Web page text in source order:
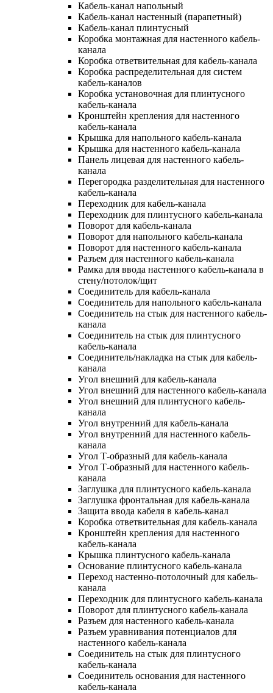
Кабель-канал напольный
Кабель-канал настенный (парапетный)
Кабель-канал плинтусный
Коробка монтажная для настенного кабель-
канала
Коробка ответвительная для кабель-канала
Коробка распределительная для систем
кабель-каналов
Коробка установочная для плинтусного
кабель-канала
Кронштейн крепления для настенного
кабель-канала
Крышка для напольного кабель-канала
Крышка для настенного кабель-канала
Панель лицевая для настенного кабель-
канала
Перегородка разделительная для настенного
кабель-канала
Переходник для кабель-канала
Переходник для плинтусного кабель-канала
Поворот для кабель-канала
Поворот для напольного кабель-канала
Поворот для настенного кабель-канала
Разъем для настенного кабель-канала
Рамка для ввода настенного кабель-канала в
стену/потолок/щит
Соединитель для кабель-канала
Соединитель для напольного кабель-канала
Соединитель на стык для настенного кабель-
канала
Соединитель на стык для плинтусного
кабель-канала
Соединитель/накладка на стык для кабель-
канала
Угол внешний для кабель-канала
Угол внешний для настенного кабель-канала
Угол внешний для плинтусного кабель-
канала
Угол внутренний для кабель-канала
Угол внутренний для настенного кабель-
канала
Угол Т-образный для кабель-канала
Угол Т-образный для настенного кабель-
канала
Заглушка для плинтусного кабель-канала
Заглушка фронтальная для кабель-канала
Защита ввода кабеля в кабель-канал
Коробка ответвительная для кабель-канала
Кронштейн крепления для настенного
кабель-канала
Крышка плинтусного кабель-канала
Основание плинтусного кабель-канала
Переход настенно-потолочный для кабель-
канала
Переходник для плинтусного кабель-канала
Поворот для плинтусного кабель-канала
Разъем для настенного кабель-канала
Разъем уравнивания потенциалов для
настенного кабель-канала
Соединитель на стык для плинтусного
кабель-канала
Соединитель основания для настенного
кабель-канала